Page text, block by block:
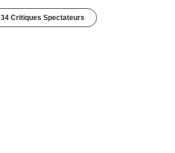
34 Critiques Spectateurs